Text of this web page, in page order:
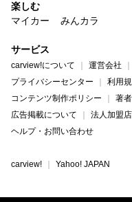
楽しむ
マイカー
みんカラ
サービス
carview!について 運営会社
プライバシーセンター
利用
コンテンツ制作ポリシー
著
広告掲載について
法人加盟
ヘルプ・お問い合わせ
carview! Yahoo! JAPAN